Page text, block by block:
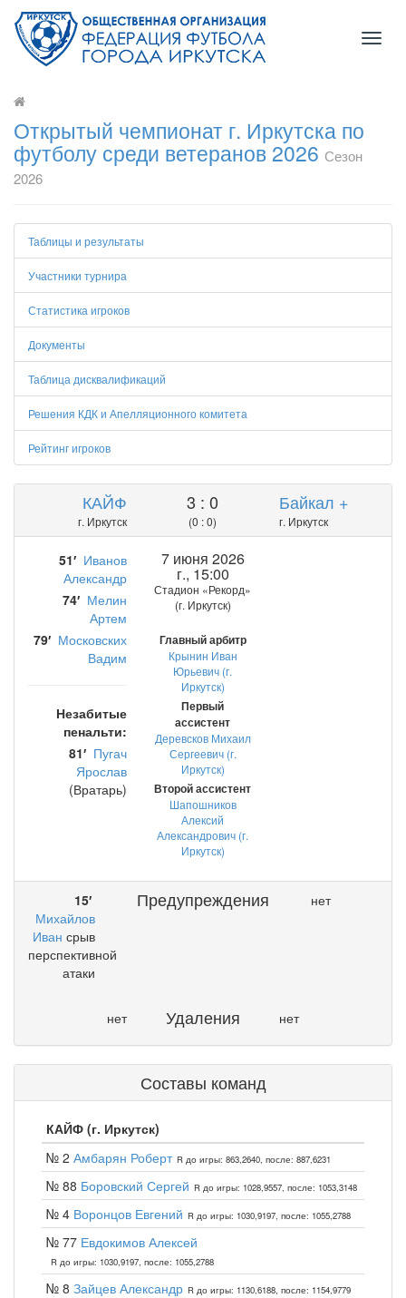
Открытый чемпионат г. Иркутска по
футболу среди ветеранов 2026 Сезон
2026
Таблицы и результаты
Участники турнира
Статистика игроков
Документы
Таблица дисквалификаций
Решения КДК и Апелляционного комитета
Рейтинг игроков
КАЙФ
г. Иркутск
3 : 0
(0 : 0)
Байкал +
г. Иркутск
51′ Иванов
Александр
74′ Мелин
Артем
79′ Московских
Вадим
Незабитые
пенальти:
81′ Пугач
Ярослав
(Вратарь)
7 июня 2026
г., 15:00
Стадион «Рекорд»
(г. Иркутск)
Главный арбитр
Крынин Иван
Юрьевич (г.
Иркутск)
Первый
ассистент
Деревсков Михаил
Сергеевич (г.
Иркутск)
Второй ассистент
Шапошников
Алексий
Александрович (г.
Иркутск)
15′
Михайлов
Иван срыв
перспективной
атаки
Предупреждения нет
нет Удаления нет
Составы команд
КАЙФ (г. Иркутск)
№ 2 Амбарян Роберт R до игры: 863,2640, после: 887,6231
№ 88 Боровский Сергей R до игры: 1028,9557, после: 1053,3148
№ 4 Воронцов Евгений R до игры: 1030,9197, после: 1055,2788
№ 77 Евдокимов Алексей
R до игры: 1030,9197, после: 1055,2788
№ 8 Зайцев Александр R до игры: 1130,6188, после: 1154,9779